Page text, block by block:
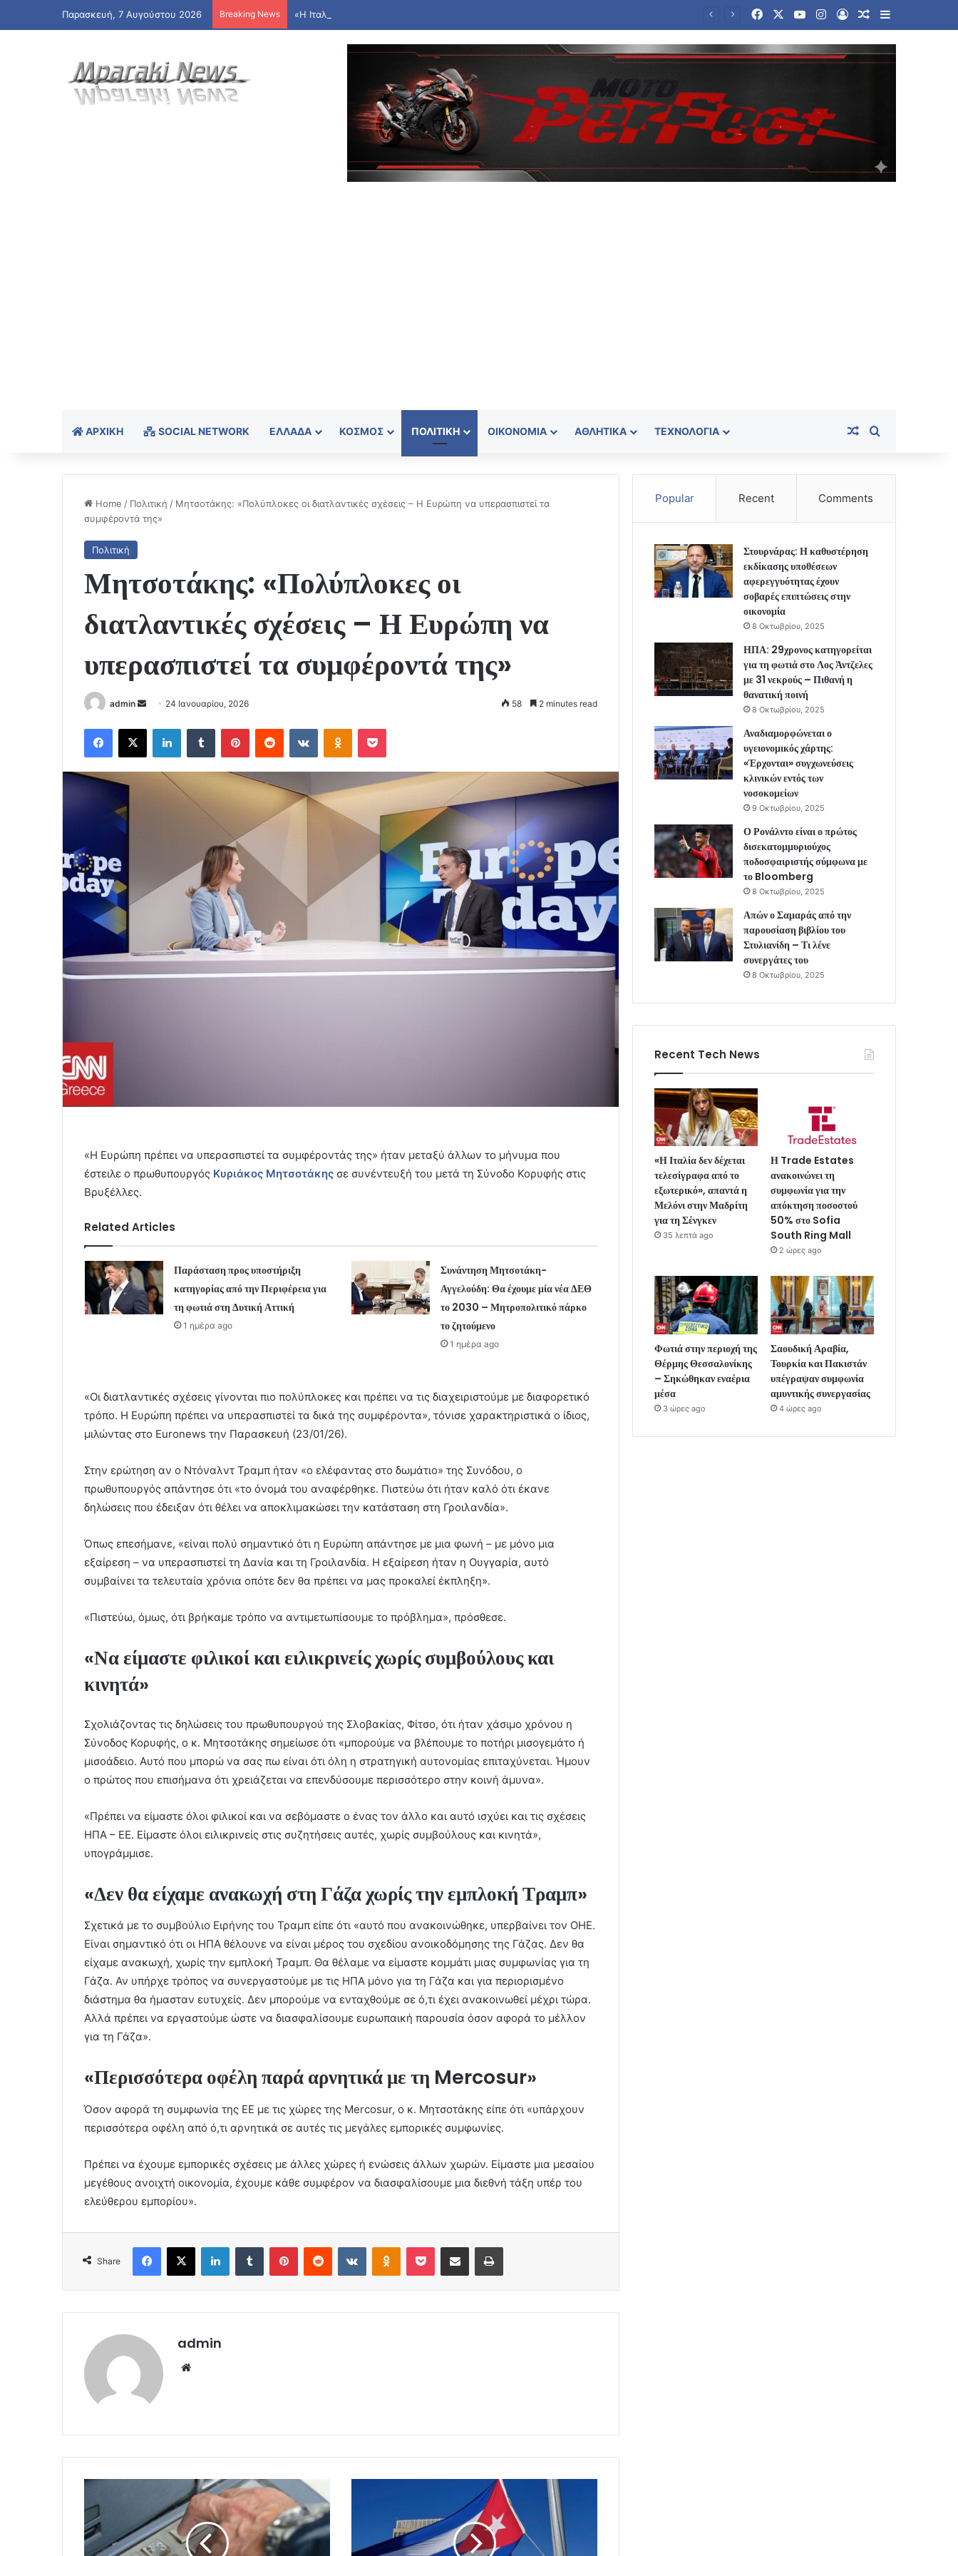
Παρασκευή, 7 Αυγούστου 2026 Breaking News FacebookYouTubeInstagram
Log InRandom Article
Sidebar
ΑΡΧΙΚΉ SOCIAL NETWORK ΕΛΛΆΔΑ ΚΌΣΜΟΣ ΠΟΛΙΤΙΚΉ ΟΙΚΟΝΟΜΊΑ ΑΘΛΗΤΙΚΆ ΤΕΧΝΟΛΟΓΊΑ Random Article
Home / Πολιτική / Μητσοτάκης: «Πολύπλοκες οι διατλαντικές σχέσεις – Η Ευρώπη να υπερασπιστεί τα
συμφέροντά της»
Πολιτική
Μητσοτάκης: «Πολύπλοκες οι
διατλαντικές σχέσεις – Η Ευρώπη να
υπερασπιστεί τα συμφέροντά της»
admin
Send
email
24 Ιανουαρίου, 2026 58 2 minutes read
Facebook
X LinkedInTumblr PinterestReddit VKontakteOdnoklassniki
Pocket
«Η Ευρώπη πρέπει να υπερασπιστεί τα συμφέροντάς της» ήταν μεταξύ άλλων το μήνυμα που
έστειλε ο πρωθυπουργός Κυριάκος Μητσοτάκης σε συνέντευξή του μετά τη Σύνοδο Κορυφής στις
Βρυξέλλες.
Related Articles
Παράσταση προς υποστήριξη
κατηγορίας από την Περιφέρεια για
τη φωτιά στη Δυτική Αττική
1 ημέρα ago
Συνάντηση Μητσοτάκη-
Αγγελούδη: Θα έχουμε μία νέα ΔΕΘ
το 2030 – Μητροπολιτικό πάρκο
το ζητούμενο
1 ημέρα ago
«Οι διατλαντικές σχέσεις γίνονται πιο πολύπλοκες και πρέπει να τις διαχειριστούμε με διαφορετικό
τρόπο. Η Ευρώπη πρέπει να υπερασπιστεί τα δικά της συμφέροντα», τόνισε χαρακτηριστικά ο ίδιος,
μιλώντας στο Euronews την Παρασκευή (23/01/26).
Στην ερώτηση αν ο Ντόναλντ Τραμπ ήταν «ο ελέφαντας στο δωμάτιο» της Συνόδου, ο
πρωθυπουργός απάντησε ότι «το όνομά του αναφέρθηκε. Πιστεύω ότι ήταν καλό ότι έκανε
δηλώσεις που έδειξαν ότι θέλει να αποκλιμακώσει την κατάσταση στη Γροιλανδία».
Όπως επεσήμανε, «είναι πολύ σημαντικό ότι η Ευρώπη απάντησε με μια φωνή – με μόνο μια
εξαίρεση – να υπερασπιστεί τη Δανία και τη Γροιλανδία. Η εξαίρεση ήταν η Ουγγαρία, αυτό
συμβαίνει τα τελευταία χρόνια οπότε δεν θα πρέπει να μας προκαλεί έκπληξη».
«Πιστεύω, όμως, ότι βρήκαμε τρόπο να αντιμετωπίσουμε το πρόβλημα», πρόσθεσε.
«Να είμαστε φιλικοί και ειλικρινείς χωρίς συμβούλους και
κινητά»
Σχολιάζοντας τις δηλώσεις του πρωθυπουργού της Σλοβακίας, Φίτσο, ότι ήταν χάσιμο χρόνου η
Σύνοδος Κορυφής, ο κ. Μητσοτάκης σημείωσε ότι «μπορούμε να βλέπουμε το ποτήρι μισογεμάτο ή
μισοάδειο. Αυτό που μπορώ να σας πω είναι ότι όλη η στρατηγική αυτονομίας επιταχύνεται. Ήμουν
ο πρώτος που επισήμανα ότι χρειάζεται να επενδύσουμε περισσότερο στην κοινή άμυνα».
«Πρέπει να είμαστε όλοι φιλικοί και να σεβόμαστε ο ένας τον άλλο και αυτό ισχύει και τις σχέσεις
ΗΠΑ – ΕΕ. Είμαστε όλοι ειλικρινείς στις συζητήσεις αυτές, χωρίς συμβούλους και κινητά»,
υπογράμμισε.
«Δεν θα είχαμε ανακωχή στη Γάζα χωρίς την εμπλοκή Τραμπ»
Σχετικά με το συμβούλιο Ειρήνης του Τραμπ είπε ότι «αυτό που ανακοινώθηκε, υπερβαίνει τον ΟΗΕ.
Είναι σημαντικό ότι οι ΗΠΑ θέλουνε να είναι μέρος του σχεδίου ανοικοδόμησης της Γάζας. Δεν θα
είχαμε ανακωχή, χωρίς την εμπλοκή Τραμπ. Θα θέλαμε να είμαστε κομμάτι μιας συμφωνίας για τη
Γάζα. Αν υπήρχε τρόπος να συνεργαστούμε με τις ΗΠΑ μόνο για τη Γάζα και για περιορισμένο
διάστημα θα ήμασταν ευτυχείς. Δεν μπορούμε να ενταχθούμε σε ό,τι έχει ανακοινωθεί μέχρι τώρα.
Αλλά πρέπει να εργαστούμε ώστε να διασφαλίσουμε ευρωπαική παρουσία όσον αφορά το μέλλον
για τη Γάζα».
«Περισσότερα οφέλη παρά αρνητικά με τη Mercosur»
Όσον αφορά τη συμφωνία της ΕΕ με τις χώρες της Mercosur, ο κ. Μητσοτάκης είπε ότι «υπάρχουν
περισσότερα οφέλη από ό,τι αρνητικά σε αυτές τις μεγάλες εμπορικές συμφωνίες.
Πρέπει να έχουμε εμπορικές σχέσεις με άλλες χώρες ή ενώσεις άλλων χωρών. Είμαστε μια μεσαίου
μεγέθους ανοιχτή οικονομία, έχουμε κάθε συμφέρον να διασφαλίσουμε μια διεθνή τάξη υπέρ του
ελεύθερου εμπορίου».
Share
Facebook
X LinkedInTumblr PinterestReddit VKontakteOdnoklassniki
Pocket Share via Email Print
admin
Popular Recent Comments
Στουρνάρας: Η καθυστέρηση
εκδίκασης υποθέσεων
αφερεγγυότητας έχουν
σοβαρές επιπτώσεις στην
οικονομία
8 Οκτωβρίου, 2025
ΗΠΑ: 29χρονος κατηγορείται
για τη φωτιά στο Λος Άντζελες
με 31 νεκρούς – Πιθανή η
θανατική ποινή
8 Οκτωβρίου, 2025
Αναδιαμορφώνεται ο
υγειονομικός χάρτης:
«Έρχονται» συγχωνεύσεις
κλινικών εντός των
νοσοκομείων
9 Οκτωβρίου, 2025
Ο Ρονάλντο είναι ο πρώτος
δισεκατομμυριούχος
ποδοσφαιριστής σύμφωνα με
το Bloomberg
8 Οκτωβρίου, 2025
Απών ο Σαμαράς από την
παρουσίαση βιβλίου του
Στυλιανίδη – Τι λένε
συνεργάτες του
8 Οκτωβρίου, 2025
Recent Tech News
«Η Ιταλία δεν δέχεται
τελεσίγραφα από το
εξωτερικό», απαντά η
Μελόνι στην Μαδρίτη
για τη Σένγκεν
35 λεπτά ago
Η Trade Estates
ανακοινώνει τη
συμφωνία για την
απόκτηση ποσοστού
50% στο Sofia
South Ring Mall
2 ώρες ago
Φωτιά στην περιοχή της
Θέρμης Θεσσαλονίκης
– Σηκώθηκαν εναέρια
μέσα
3 ώρες ago
Σαουδική Αραβία,
Τουρκία και Πακιστάν
υπέγραψαν συμφωνία
αμυντικής συνεργασίας
4 ώρες ago